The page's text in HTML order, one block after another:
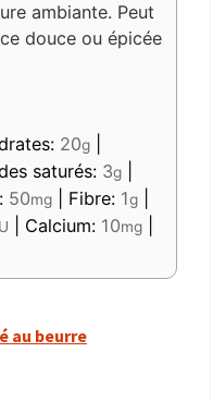
ambiante. Peut
douce ou épicée
20g
saturés: 3g
50mg Fibre: 1g
Calcium: 10mg
au beurre